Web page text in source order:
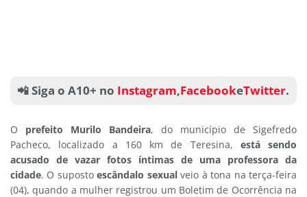
📲 Siga o A10+ no Instagram,FacebookeTwitter.
O prefeito Murilo Bandeira, do município de Sigefredo
Pacheco, localizado a 160 km de Teresina, está sendo
acusado de vazar fotos íntimas de uma professora da
cidade. O supostoescândalo sexualveio à tona na terça-feira
(04), quando a mulher registrou um Boletim de Ocorrência na